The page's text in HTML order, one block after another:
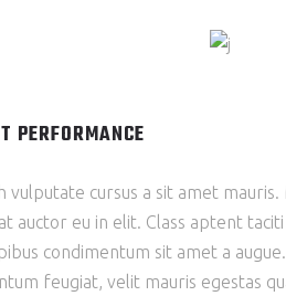
PERFORMANCE
vulputate cursus a sit amet
auctor eu in elit. Class aptent
condimentum sit amet a
feugiat, velit mauris egestas